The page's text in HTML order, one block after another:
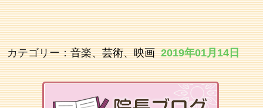
カテゴリー：音楽、芸術、映画 2019年01月14日